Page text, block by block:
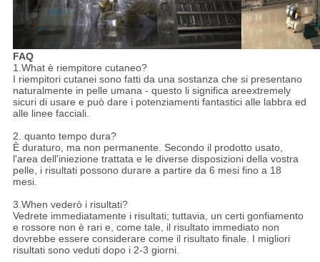
FAQ
1.What è riempitore cutaneo?
I riempitori cutanei sono fatti da una sostanza che si presentano
naturalmente in pelle umana - questo li significa areextremely
sicuri di usare e può dare i potenziamenti fantastici alle labbra ed
alle linee facciali.
2. quanto tempo dura?
È duraturo, ma non permanente. Secondo il prodotto usato,
l'area dell'iniezione trattata e le diverse disposizioni della vostra
pelle, i risultati possono durare a partire da 6 mesi fino a 18
mesi.
3.When vederò i risultati?
Vedrete immediatamente i risultati; tuttavia, un certi gonfiamento
e rossore non è rari e, come tale, il risultato immediato non
dovrebbe essere considerare come il risultato finale. I migliori
risultati sono veduti dopo i 2-3 giorni.